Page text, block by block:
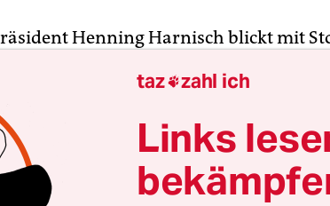
Henning Harnisch blickt mit
eine breite Basis und eine starke
beim Basketball-Bundesligisten für
Denn Alba will nicht nur die besten
eine große Basketball-
Jungen, die dem Sport dauerhaft
taz zahl ich
Links